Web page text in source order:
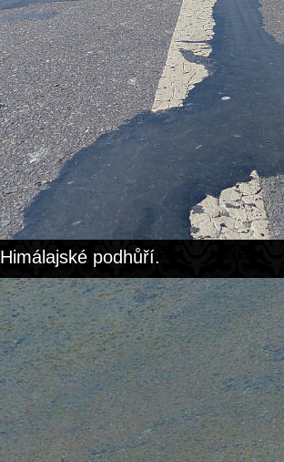
Himálajské podhůří.